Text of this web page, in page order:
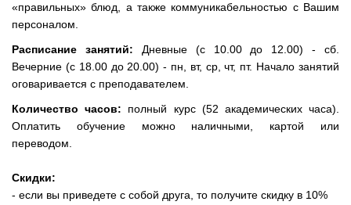
«правильных» блюд, а также коммуникабельностью с Вашим
персоналом.
Расписание занятий:
Дневные (с 10.00 до 12.00) - сб.
Вечерние (с 18.00 до 20.00) - пн, вт, ср, чт, пт. Начало занятий
оговаривается с преподавателем.
Количество часов: полный курс (52 академических часа).
Оплатить обучение можно наличными, картой или
переводом.
Скидки:
- если вы приведете с собой друга, то получите скидку в 10%